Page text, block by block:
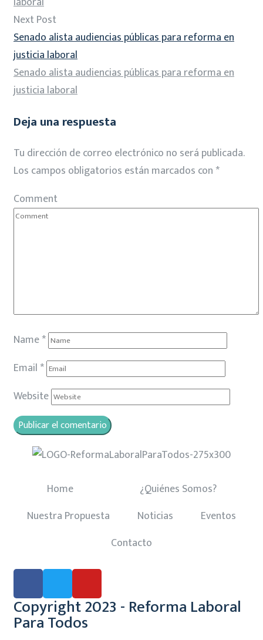
Next Post
Senado alista audiencias públicas para reforma en
justicia laboral
Senado alista audiencias públicas para reforma en
justicia laboral
Deja una respuesta
Tu dirección de correo electrónico no será publicada.
Los campos obligatorios están marcados con *
Comment
Name*
Email *
Website
Home
¿Quiénes Somos?
Nuestra Propuesta
Noticias
Eventos
Contacto
Copyright 2023 - Reforma Laboral
Para Todos